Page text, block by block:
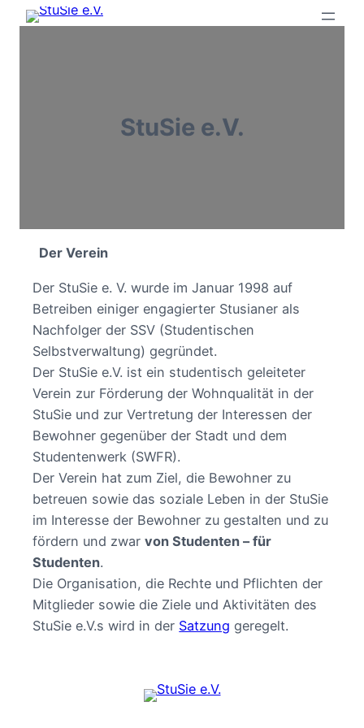
StuSie e.V.
Der Verein
Der StuSie e. V. wurde im Januar 1998 auf
Betreiben einiger engagierter Stusianer als
Nachfolger der SSV (Studentischen
Selbstverwaltung) gegründet.
Der StuSie e.V. ist ein studentisch geleiteter
Verein zur Förderung der Wohnqualität in der
StuSie und zur Vertretung der Interessen der
Bewohner gegenüber der Stadt und dem
Studentenwerk (SWFR).
Der Verein hat zum Ziel, die Bewohner zu
betreuen sowie das soziale Leben in der StuSie
im Interesse der Bewohner zu gestalten und zu
fördern und zwarvon Studenten – für
Studenten.
Die Organisation, die Rechte und Pflichten der
Mitglieder sowie die Ziele und Aktivitäten des
StuSie e.V.s wird in der Satzung geregelt.